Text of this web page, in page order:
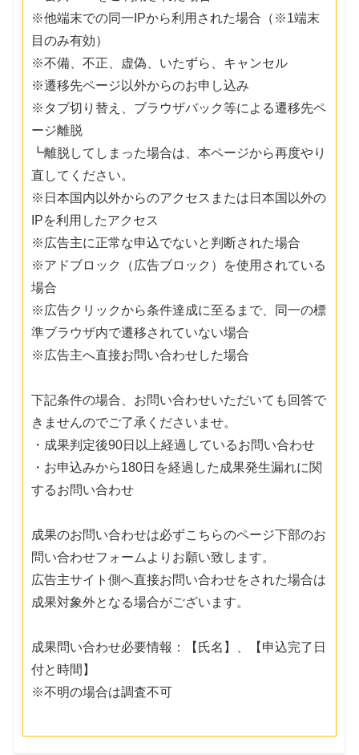
※他端末での同一IPから利用された場合（※1端末
目のみ有効）
※不備、不正、虚偽、いたずら、キャンセル
※遷移先ページ以外からのお申し込み
※タブ切り替え、ブラウザバック等による遷移先ペ
ージ離脱
┗離脱してしまった場合は、本ページから再度やり
直してください。
※日本国内以外からのアクセスまたは日本国以外の
IPを利用したアクセス
※広告主に正常な申込でないと判断された場合
※アドブロック（広告ブロック）を使用されている
場合
※広告クリックから条件達成に至るまで、同一の標
準ブラウザ内で遷移されていない場合
※広告主へ直接お問い合わせした場合
下記条件の場合、お問い合わせいただいても回答で
きませんのでご了承くださいませ。
・成果判定後90日以上経過しているお問い合わせ
・お申込みから180日を経過した成果発生漏れに関
するお問い合わせ
成果のお問い合わせは必ずこちらのページ下部のお
問い合わせフォームよりお願い致します。
広告主サイト側へ直接お問い合わせをされた場合は
成果対象外となる場合がございます。
成果問い合わせ必要情報：【氏名】、【申込完了日
付と時間】
※不明の場合は調査不可